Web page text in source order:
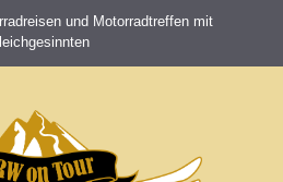
und Motorradtreffen mit